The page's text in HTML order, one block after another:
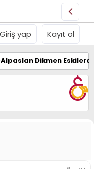
Giriş yap Kayıt ol
Alpaslan Dikmen